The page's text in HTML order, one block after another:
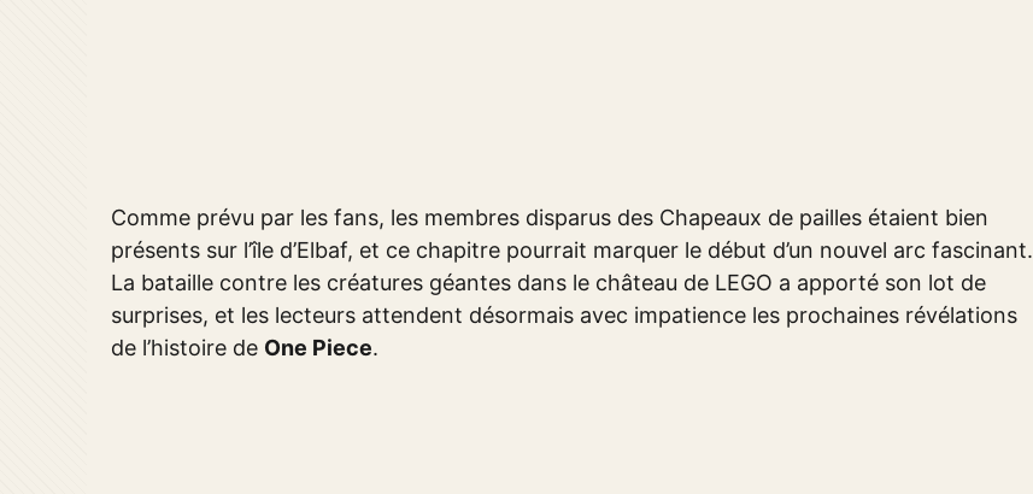
Comme prévu par les fans, les membres disparus des Chapeaux de pailles étaient bien
présents sur l’île d’Elbaf, et ce chapitre pourrait marquer le début d’un nouvel arc fascinant.
La bataille contre les créatures géantes dans le château de LEGO a apporté son lot de
surprises, et les lecteurs attendent désormais avec impatience les prochaines révélations
de l’histoire de One Piece.